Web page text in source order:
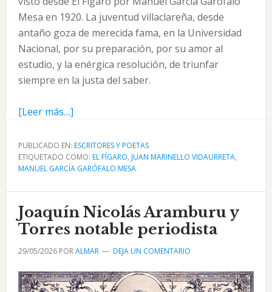
Mesa en 1920. La juventud villaclareña, desde
antaño goza de merecida fama, en la Universidad
Nacional, por su preparación, por su amor al
estudio, y la enérgica resolución, de triunfar
siempre en la justa del saber.
[Leer más…]acerca
Juan
Marinello
Vidaurreta
por
García
Garófalo
en
1920
PUBLICADO EN: ESCRITORES Y POETAS
ETIQUETADO COMO: EL FÍGARO, JUAN MARINELLO VIDAURRETA,
MANUEL GARCÍA GARÓFALO MESA
Joaquín Nicolás Aramburu y
Torres notable periodista
29/05/2026PORALMAR DEJA UN COMENTARIO